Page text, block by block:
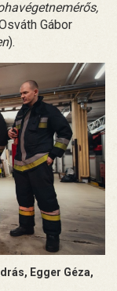
Gábor
).
Egger Géza,